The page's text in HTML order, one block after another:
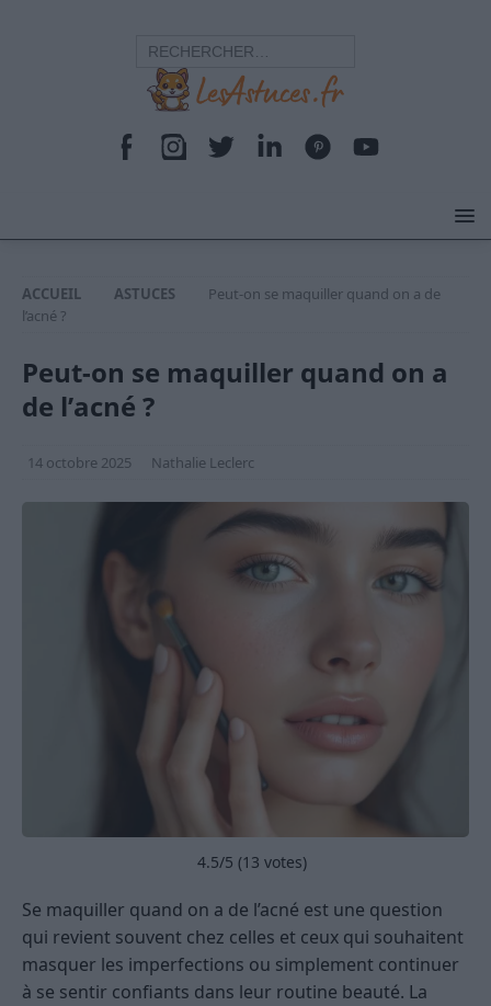
ACCUEIL ASTUCES
Peut-on se maquiller quand on a de
l’acné ?
Peut-on se maquiller quand on a
de l’acné ?
14 octobre 2025 Nathalie Leclerc
4.5/5 (13 votes)
Se maquiller quand on a de l’acné est une question
qui revient souvent chez celles et ceux qui souhaitent
masquer les imperfections ou simplement continuer
à se sentir confiants dans leur routine beauté. La